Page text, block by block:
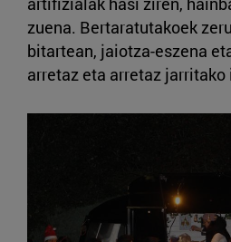
zuena. Bertaratutakoek
bitartean, jaiotza-eszena
arretaz eta arretaz